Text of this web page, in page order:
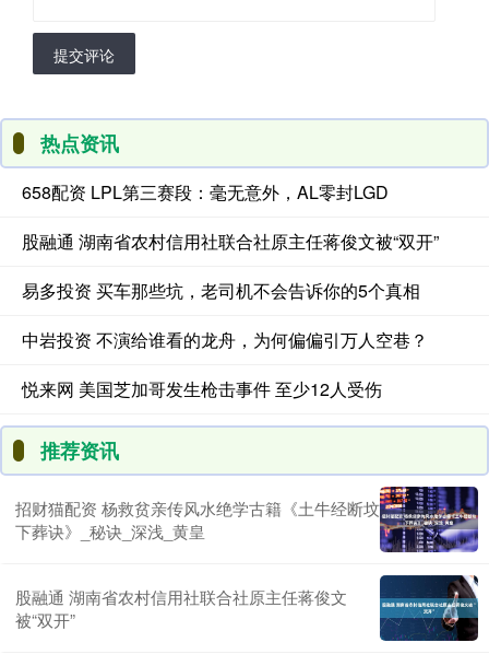
提交评论
热点资讯
658配资 LPL第三赛段：毫无意外，AL零封LGD
股融通 湖南省农村信用社联合社原主任蒋俊文被“双开”
易多投资 买车那些坑，老司机不会告诉你的5个真相
中岩投资 不演给谁看的龙舟，为何偏偏引万人空巷？
悦来网 美国芝加哥发生枪击事件 至少12人受伤
推荐资讯
招财猫配资 杨救贫亲传风水绝学古籍《土牛经断坟
下葬诀》_秘诀_深浅_黄皇
股融通 湖南省农村信用社联合社原主任蒋俊文
被“双开”